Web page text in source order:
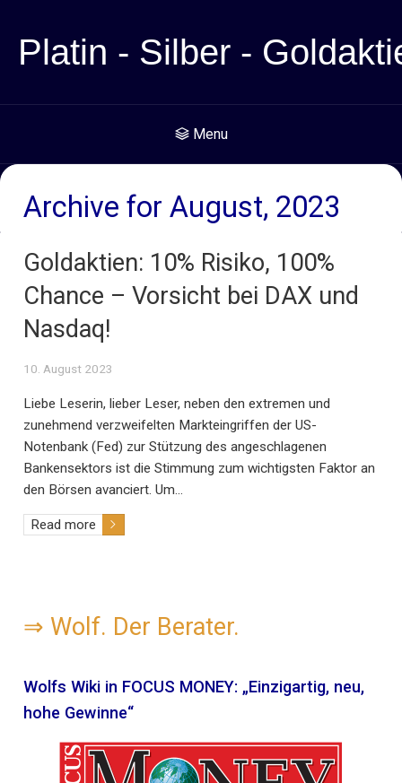
Platin - Silber -
Menu
Archive for August, 2023
Goldaktien: 10% Risiko, 100%
Chance – Vorsicht bei DAX und
Nasdaq!
10. August 2023
Liebe Leserin, lieber Leser, neben den extremen und
zunehmend verzweifelten Markteingriffen der US-
Notenbank (Fed) zur Stützung des angeschlagenen
Bankensektors ist die Stimmung zum wichtigsten Faktor an
den Börsen avanciert. Um…
Read more
⇒ Wolf. Der Berater.
Wolfs Wiki in FOCUS MONEY: „Einzigartig, neu,
hohe Gewinne“